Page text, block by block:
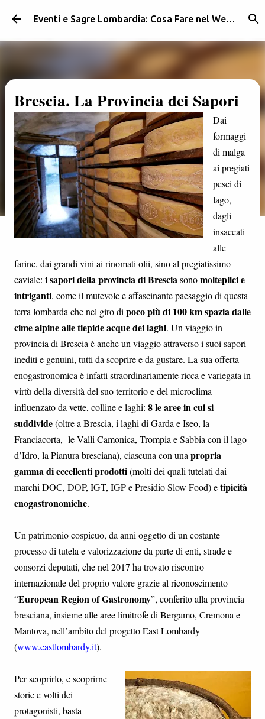
Passa ai contenuti principali Eventi e Sagre Lombardia: Cosa Fare nel Weekend | Weekendidea
Brescia. La Provincia dei Sapori
Dai
formaggi
di malga
ai pregiati
pesci di
lago,
dagli
insaccati
alle
farine, dai grandi vini ai rinomati olii, sino al pregiatissimo
caviale: i sapori della provincia di Bresciasonomolteplici e
intriganti, come il mutevole e affascinante paesaggio di questa
terra lombarda che nel giro di poco più di 100 km spazia dalle
cime alpine alle tiepide acque dei laghi. Un viaggio in
provincia di Brescia è anche un viaggio attraverso i suoi sapori
inediti e genuini, tutti da scoprire e da gustare. La sua offerta
enogastronomica è infatti straordinariamente ricca e variegata in
virtù della diversità del suo territorio e del microclima
influenzato da vette, colline e laghi: 8 le aree in cui si
suddivide(oltre a Brescia, i laghi di Garda e Iseo, la
Franciacorta, le Valli Camonica, Trompia e Sabbia con il lago
d’Idro, la Pianura bresciana), ciascuna con una propria
gamma di eccellenti prodotti(molti dei quali tutelati dai
marchi DOC, DOP, IGT, IGP e Presidio Slow Food) etipicità
enogastronomiche.
Un patrimonio cospicuo, da anni oggetto di un costante
processo di tutela e valorizzazione da parte di enti, strade e
consorzi deputati, che nel 2017 ha trovato riscontro
internazionale del proprio valore grazie al riconoscimento
“European Region of Gastronomy”, conferito alla provincia
bresciana, insieme alle aree limitrofe di Bergamo, Cremona e
Mantova, nell’ambito del progetto East Lombardy
(www.eastlombardy.it).
Per scoprirlo, e scoprirne
storie e volti dei
protagonisti, basta